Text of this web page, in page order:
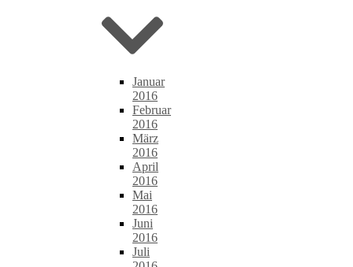
Januar
2016
Februar
2016
März
2016
April
2016
Mai
2016
Juni
2016
Juli